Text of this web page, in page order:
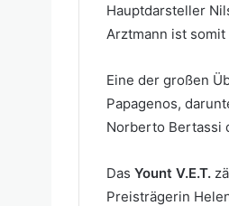
Hauptdarsteller
Arztmann ist
Eine der großen
Papagenos,
Norberto Bertassi
Das Yount V.E.T.
Preisträgerin